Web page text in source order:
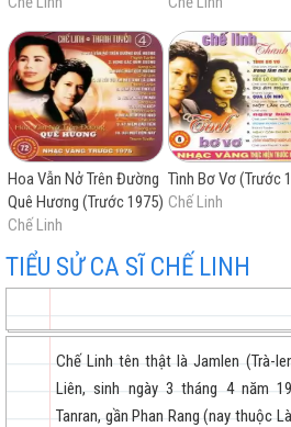
Xin Yêu Tôi Bằng Tình Người
Nụ cười trong mắt em
Hoa Sứ Nhà Nàng (trước 1975)
Những bước chân âm thầm
Xa người mình yêu (trước 1975)
Em về trong chiêm bao (trước 1975)
Phận gái thuyền quyên (trước 1975)
Nước mắt quê hương (trước 1975)
Lá Thư Cuối Cùng
Giết Người Anh Yêu (trước 1975)
Con đường mang tên em
Nửa đêm biên giới
Hoa Vẫn Nở Trên Đường
Quê Hương (Trước 1975)
Chế Linh
Tình Bơ Vơ (Trước
Chế Linh
TIỂU SỬ CA SĨ CHẾ LINH
Chế Linh tên thật là Jamlen (Trà-
Liên, sinh ngày 3 tháng 4 năm
Tanran, gần Phan Rang (nay thuộc